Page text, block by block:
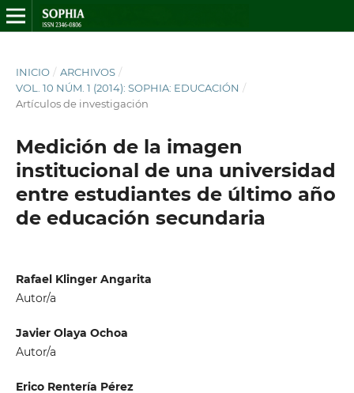
INICIO / ARCHIVOS /
VOL. 10 NÚM. 1 (2014): SOPHIA: EDUCACIÓN /
Artículos de investigación
Medición de la imagen
institucional de una universidad
entre estudiantes de último año
de educación secundaria
Rafael Klinger Angarita
Autor/a
Javier Olaya Ochoa
Autor/a
Erico Rentería Pérez